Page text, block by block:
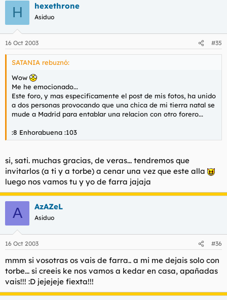
H hexethrone
Asiduo
16 Oct 2003 #35
SATANIA rebuznó:
Wow
Me he emocionado...
Este foro, y mas especificamente el post de mis fotos, ha unido
a dos personas provocando que una chica de mi tierra natal se
mude a Madrid para entablar una relacion con otro forero...
:8 Enhorabuena :103
si, sati. muchas gracias, de veras... tendremos que
invitarlos (a ti y a torbe) a cenar una vez que este alla
luego nos vamos tu y yo de farra jajaja
A AzAZeL
Asiduo
16 Oct 2003 #36
mmm si vosotras os vais de farra.. a mi me dejais solo con
torbe... si creeis ke nos vamos a kedar en casa, apañadas
vais!!! :D jejejeje fiexta!!!